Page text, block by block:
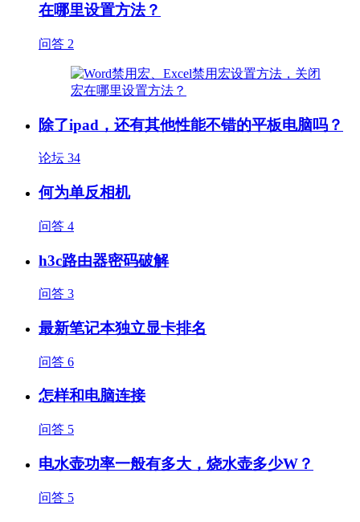
在哪里设置方法？
问答 2
除了ipad，还有其他性能不错的平板电脑吗？
论坛 34
何为单反相机
问答 4
h3c路由器密码破解
问答 3
最新笔记本独立显卡排名
问答 6
怎样和电脑连接
问答 5
电水壶功率一般有多大，烧水壶多少W？
问答 5